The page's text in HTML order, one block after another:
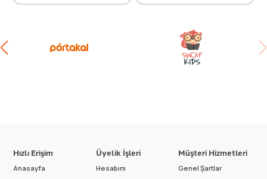
Hızlı Erişim
Anasayfa
Üyelik İşleri
Hesabım
Müşteri Hizmetleri
Genel Şartlar